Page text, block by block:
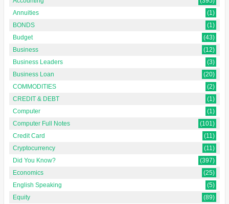
Annuities
(1)
BONDS
(1)
Budget
(43)
Business
(12)
Business Leaders
(3)
Business Loan
(20)
COMMODITIES
(2)
CREDIT & DEBT
(1)
Computer
(1)
Computer Full Notes
(101)
Credit Card
(11)
Cryptocurrency
(11)
Did You Know?
(397)
Economics
(25)
English Speaking
(5)
Equity
(89)